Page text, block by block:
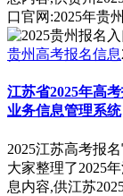
口官网:2025年贵
贵州高考报名信息
江苏省2025年高
业务信息管理系统
2025江苏高考报
大家整理了2025
息内容,供江苏